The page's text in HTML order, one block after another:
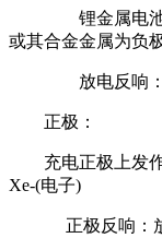
锂金属电池
或其合金金属为负
放电反响：
正极：
充电正极上发
Xe-(电子)
正极反响：